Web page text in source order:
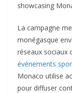
showcasing
La campagne
monégasque
réseaux sociaux
événements
Monaco utilise
pour diffuser